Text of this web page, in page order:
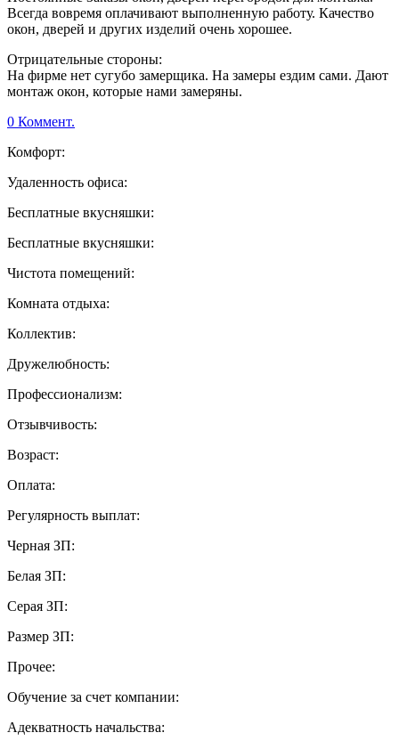
Всегда вовремя оплачивают выполненную работу. Качество
окон, дверей и других изделий очень хорошее.
Отрицательные стороны:
На фирме нет сугубо замерщика. На замеры ездим сами. Дают
монтаж окон, которые нами замеряны.
0 Коммент.
Комфорт:
Удаленность офиса:
Бесплатные вкусняшки:
Бесплатные вкусняшки:
Чистота помещений:
Комната отдыха:
Коллектив:
Дружелюбность:
Профессионализм:
Отзывчивость:
Возраст:
Оплата:
Регулярность выплат:
Черная ЗП:
Белая ЗП:
Серая ЗП:
Размер ЗП:
Прочее:
Обучение за счет компании:
Адекватность начальства: